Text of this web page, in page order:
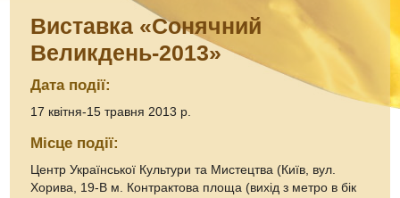
Виставка «Сонячний
Великдень-2013»
Дата події:
17 квітня-15 травня 2013 р.
Місце події:
Центр Української Культури та Мистецтва (Київ, вул.
Хорива, 19-В м. Контрактова площа (вихід з метро в бік